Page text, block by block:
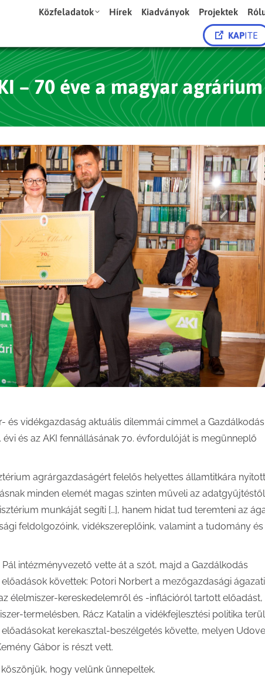
Közfeladatok Hírek Kiadványok Projektek
KAPITE
– 70 éve a magyar
és vidékgazdaság aktuális dilemmái címmel a Gazdálkodás
és az AKI fennállásának 70. évfordulóját is megünneplő
agrárgazdaságért felelős helyettes államtitkára
minden elemét magas szinten műveli az
munkáját segíti […], hanem hidat tud teremteni az
feldolgozóink, vidékszereplőink, valamint a tudomány és
intézményvezető vette át a szót, majd a Gazdálkodás
követtek: Potori Norbert a mezőgazdasági ágazati
élelmiszer-kereskedelemről és -inflációról tartott előadást,
termelésben, Rácz Katalin a vidékfejlesztési politika
kerekasztal-beszélgetés követte, melyen
Gábor is részt vett.
hogy velünk ünnepeltek.